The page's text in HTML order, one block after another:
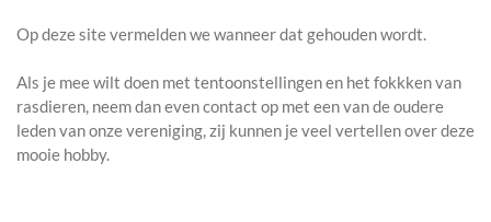
Op deze site vermelden we wanneer dat gehouden wordt.
Als je mee wilt doen met tentoonstellingen en het fokkken van
rasdieren, neem dan even contact op met een van de oudere
leden van onze vereniging, zij kunnen je veel vertellen over deze
mooie hobby.